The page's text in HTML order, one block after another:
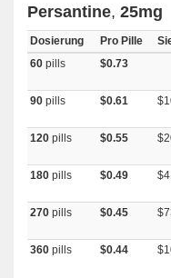
Persantine, 25mg
Dosierung Pro Pille
60 pills $0.73
90 pills $0.61
120 pills $0.55
180 pills $0.49
270 pills $0.45
360 pills $0.44